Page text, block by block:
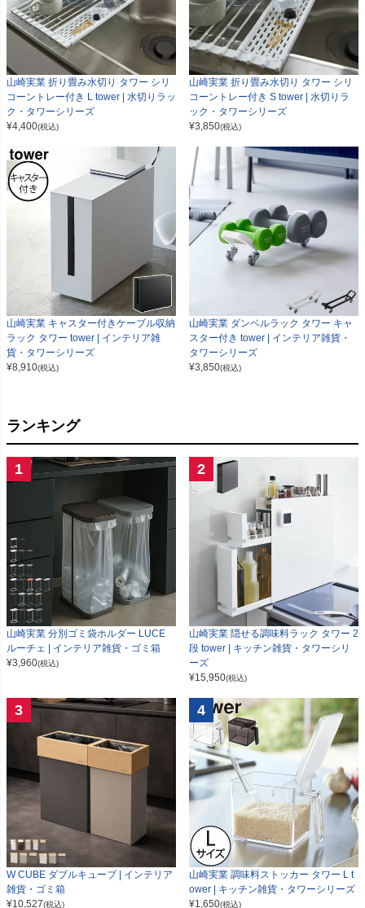
山崎実業 折り畳み水切り タワー シリ
コーントレー付き L tower | 水切りラッ
ク・タワーシリーズ
¥4,400(税込)
山崎実業 折り畳み水切り タワー シリ
コーントレー付き S tower | 水切りラ
ック・タワーシリーズ
¥3,850(税込)
山崎実業 キャスター付きケーブル収納
ラック タワー tower | インテリア雑
貨・タワーシリーズ
¥8,910(税込)
山崎実業 ダンベルラック タワー キャ
スター付き tower | インテリア雑貨・
タワーシリーズ
¥3,850(税込)
ランキング
1
山崎実業 分別ゴミ袋ホルダー LUCE
ルーチェ | インテリア雑貨・ゴミ箱
¥3,960(税込)
2
山崎実業 隠せる調味料ラック タワー 2
段 tower | キッチン雑貨・タワーシリ
ーズ
¥15,950(税込)
3
W CUBE ダブルキューブ | インテリア
雑貨・ゴミ箱
¥10,527(税込)
4
山崎実業 調味料ストッカー タワー L t
ower | キッチン雑貨・タワーシリーズ
¥1,650(税込)